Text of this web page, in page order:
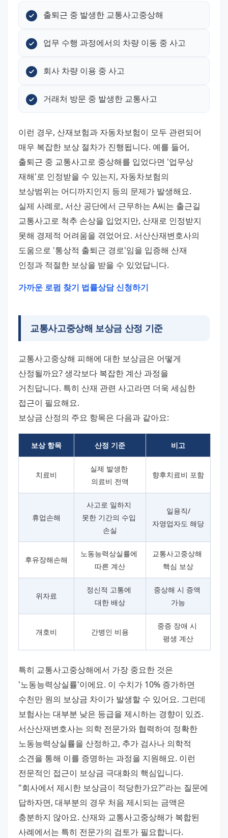
출퇴근 중 발생한 교통사고중상해
업무 수행 과정에서의 차량 이동 중 사고
회사 차량 이용 중 사고
거래처 방문 중 발생한 교통사고
이런 경우, 산재보험과 자동차보험이 모두 관련되어
매우 복잡한 보상 절차가 진행됩니다. 예를 들어,
출퇴근 중 교통사고로 중상해를 입었다면 '업무상
재해'로 인정받을 수 있는지, 자동차보험의
보상범위는 어디까지인지 등의 문제가 발생해요.
실제 사례로, 서산 공단에서 근무하는 A씨는 출근길
교통사고로 척추 손상을 입었지만, 산재로 인정받지
못해 경제적 어려움을 겪었어요. 서산산재변호사의
도움으로 '통상적 출퇴근 경로'임을 입증해 산재
인정과 적절한 보상을 받을 수 있었답니다.
가까운 로펌 찾기 법률상담 신청하기
교통사고중상해 보상금 산정 기준
교통사고중상해 피해에 대한 보상금은 어떻게
산정될까요? 생각보다 복잡한 계산 과정을
거친답니다. 특히 산재 관련 사고라면 더욱 세심한
접근이 필요해요.
보상금 산정의 주요 항목은 다음과 같아요:
보상 항목 산정 기준 비고
치료비
실제 발생한
의료비 전액
향후치료비 포함
휴업손해
사고로 일하지
못한 기간의 수입
손실
일용직/
자영업자도 해당
후유장해손해
노동능력상실률에
따른 계산
교통사고중상해
핵심 보상
위자료
정신적 고통에
대한 배상
중상해 시 증액
가능
개호비 간병인 비용
중증 장애 시
평생 계산
특히 교통사고중상해에서 가장 중요한 것은
'노동능력상실률'이에요. 이 수치가 10% 증가하면
수천만 원의 보상금 차이가 발생할 수 있어요. 그런데
보험사는 대부분 낮은 등급을 제시하는 경향이 있죠.
서산산재변호사는 의학 전문가와 협력하여 정확한
노동능력상실률을 산정하고, 추가 검사나 의학적
소견을 통해 이를 증명하는 과정을 지원해요. 이런
전문적인 접근이 보상금 극대화의 핵심입니다.
"회사에서 제시한 보상금이 적당한가요?"라는 질문에
답하자면, 대부분의 경우 처음 제시되는 금액은
충분하지 않아요. 산재와 교통사고중상해가 복합된
사례에서는 특히 전문가의 검토가 필요합니다.